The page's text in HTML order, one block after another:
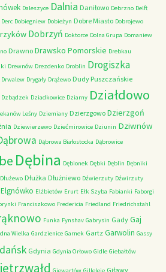
Daleszyce Dalnia Daniłowo Debrzno Delft
Derc Dobiegniew Dobieżyn Dobre Miasto Dobrojewo
Dobrzyń Doktorce Dolna Grupa Domaniew
Drawno Drawsko Pomorskie Drebkau
Drewnów Drezdenko Droblin Drogiszka
Drwalew Drygały Drążewo Dudy Puszczańskie
Dzbądzek Dziadkowice Dziarny Działdowo
Leśny Dziemiany Dzierzgowo Dzierzgoń
Dziewierzewo Dziećmirowice Dziunin Dziwnów
Dąbrowa Białostocka Dąbrowice
Dębina Dębionek Dębki Dęblin Dębniki
Dłużewo Dłużka Dłużniewo Dźwierzuty Dźwirzuty
Elgnówko Elżbietów Erurt Ełk Szyba Fabianki Faborgi
Franciszkowo Fredericia Friedland Friedrichstahl
Funka Fynshav Gabrysin Gady Gaj
Wielka Gardzienice Garnek Gartz Garwolin Gassy
Gdynia Gdynia Orłowo Gidle Giebałtów
Giławy